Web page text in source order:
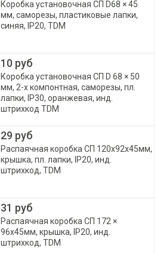
Коробка установочная СП D68 × 45
мм, саморезы, пластиковые лапки,
синяя, IP20, TDM
10 руб
Коробка установочная СП D 68 × 50
мм, 2-х компонтная, саморезы, пл.
лапки, IP30, оранжевая, инд.
штрихкод TDM
29 руб
Распаячная коробка СП 120х92х45мм,
крышка, пл. лапки, IP20, инд.
штрихкод, TDM
31 руб
Распаячная коробка СП 172 ×
96х45мм, крышка, IP20, инд.
штрихкод, TDM